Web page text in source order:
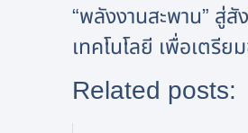
“พลังงานสะพาน” สู่
เทคโนโลยี เพื่อเตรี
Related posts: